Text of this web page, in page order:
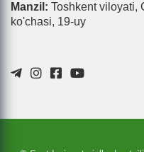
Manzil: Toshkent viloyati,
ko'chasi, 19-uy